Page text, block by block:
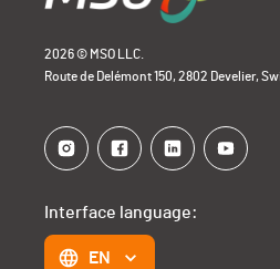
2026 © MSO LLC.
Route de Delémont 150, 2802 Develier,
Interface language:
EN